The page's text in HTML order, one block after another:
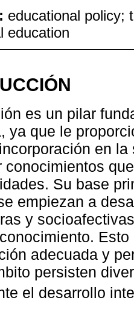
educational policy;
education
es un pilar
ya que le
en
conocimientos
Su base
empiezan a
y
adecuada y
persisten
el desarrollo